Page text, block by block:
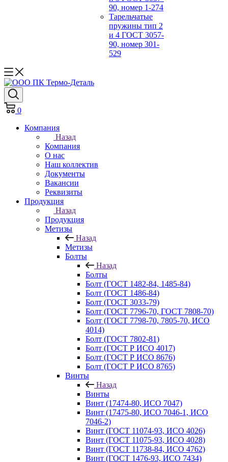
90, номер 1-274
Тарельчатые
пружины тип 2
и 4 ГОСТ 3057-
90, номер 301-
529
0
Компания
Назад
Компания
О нас
Наш коллектив
Документы
Вакансии
Реквизиты
Продукция
Назад
Продукция
Метизы
Назад
Метизы
Болты
Назад
Болты
Болт (ГОСТ 1482-84, 1485-84)
Болт (ГОСТ 1486-84)
Болт (ГОСТ 3033-79)
Болт (ГОСТ 7796-70, ГОСТ 7808-70)
Болт (ГОСТ 7798-70, 7805-70, ИСО
4014)
Болт (ГОСТ 7802-81)
Болт (ГОСТ Р ИСО 4017)
Болт (ГОСТ Р ИСО 8676)
Болт (ГОСТ Р ИСО 8765)
Винты
Назад
Винты
Винт (17474-80, ИСО 7047)
Винт (17475-80, ИСО 7046-1, ИСО
7046-2)
Винт (ГОСТ 11074-93, ИСО 4026)
Винт (ГОСТ 11075-93, ИСО 4028)
Винт (ГОСТ 11738-84, ИСО 4762)
Винт (ГОСТ 1476-93, ИСО 7434)